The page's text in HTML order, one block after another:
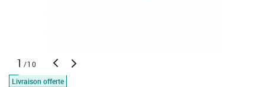
1 /10
Livraison offerte